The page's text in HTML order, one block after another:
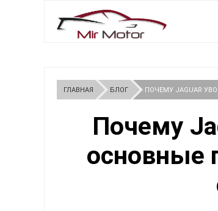
ГЛАВНАЯ БЛОГ ПОЧЕМУ JAGUAR
Почему
основные